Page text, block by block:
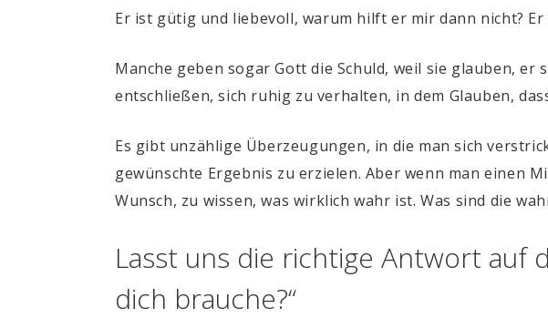
Er ist gütig und liebevoll, warum hilft er mir dann nicht?
Manche geben sogar Gott die Schuld, weil sie glauben,
entschließen, sich ruhig zu verhalten, in dem Glauben,
Es gibt unzählige Überzeugungen, in die man sich
gewünschte Ergebnis zu erzielen. Aber wenn man einen
Wunsch, zu wissen, was wirklich wahr ist. Was sind die
Lasst uns die richtige Antwort auf
dich brauche?“